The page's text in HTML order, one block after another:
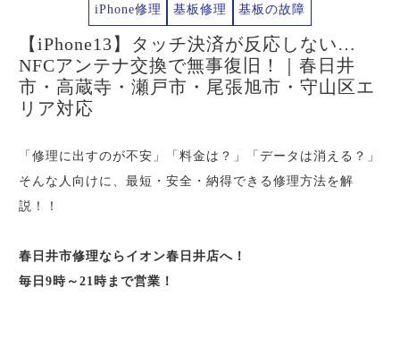
iPhone修理 基板修理 基板の故障
【iPhone13】タッチ決済が反応しない…
NFCアンテナ交換で無事復旧！｜春日井
市・高蔵寺・瀬戸市・尾張旭市・守山区エ
リア対応
「修理に出すのが不安」「料金は？」「データは消える？」
そんな人向けに、最短・安全・納得できる修理方法を解
説！！
春日井市修理ならイオン春日井店へ！
毎日9時～21時まで営業！